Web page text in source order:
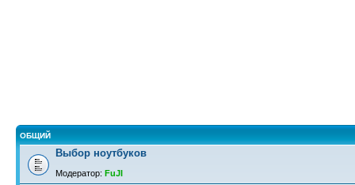
ОБЩИЙ
Выбор ноутбуков
Модератор: FuJI